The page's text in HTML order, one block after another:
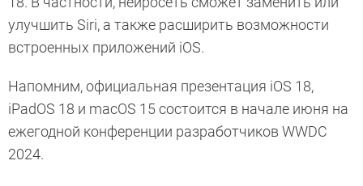
улучшить Siri, а также расширить возможности
встроенных приложений iOS.
Напомним, официальная презентация iOS 18,
iPadOS 18 и macOS 15 состоится в начале июня на
ежегодной конференции разработчиков WWDC
2024.